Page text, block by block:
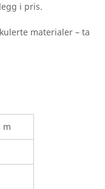
i pris.
materialer – ta
m